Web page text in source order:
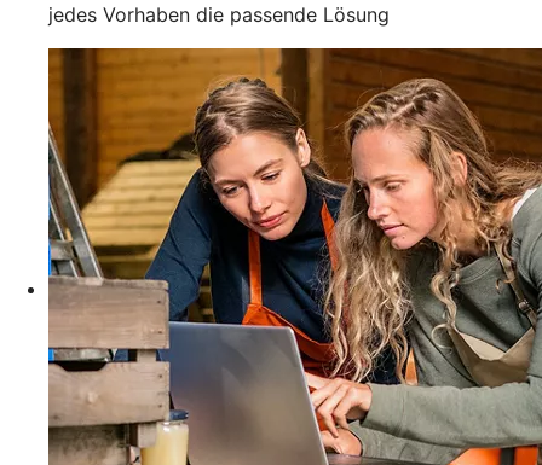
jedes Vorhaben die passende Lösung